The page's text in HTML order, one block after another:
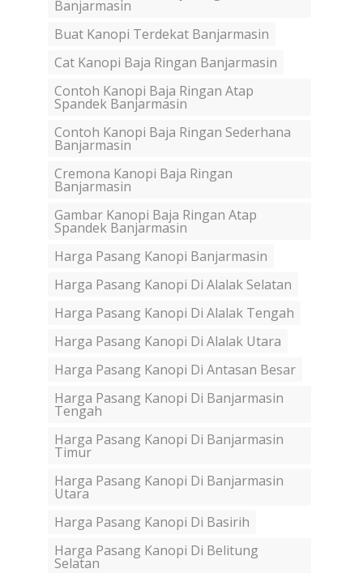
Banjarmasin
Buat Kanopi Terdekat Banjarmasin
Cat Kanopi Baja Ringan Banjarmasin
Contoh Kanopi Baja Ringan Atap
Spandek Banjarmasin
Contoh Kanopi Baja Ringan Sederhana
Banjarmasin
Cremona Kanopi Baja Ringan
Banjarmasin
Gambar Kanopi Baja Ringan Atap
Spandek Banjarmasin
Harga Pasang Kanopi Banjarmasin
Harga Pasang Kanopi Di Alalak Selatan
Harga Pasang Kanopi Di Alalak Tengah
Harga Pasang Kanopi Di Alalak Utara
Harga Pasang Kanopi Di Antasan Besar
Harga Pasang Kanopi Di Banjarmasin
Tengah
Harga Pasang Kanopi Di Banjarmasin
Timur
Harga Pasang Kanopi Di Banjarmasin
Utara
Harga Pasang Kanopi Di Basirih
Harga Pasang Kanopi Di Belitung
Selatan